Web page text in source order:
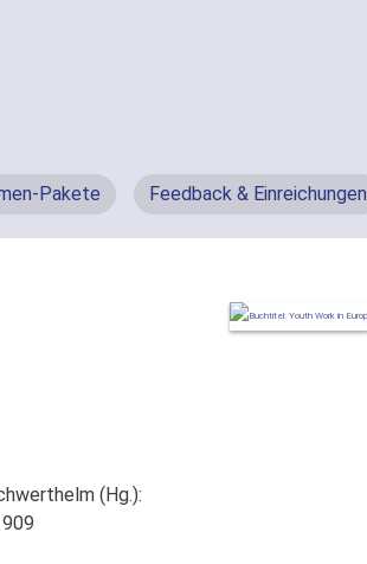
Pakete Feedback & Einreichungen
(Hg.):